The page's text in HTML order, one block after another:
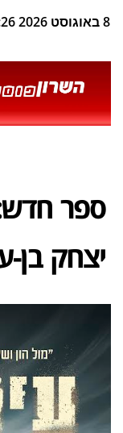
8 באוגוסט 2026 7:26
ספר
יצחק בן-